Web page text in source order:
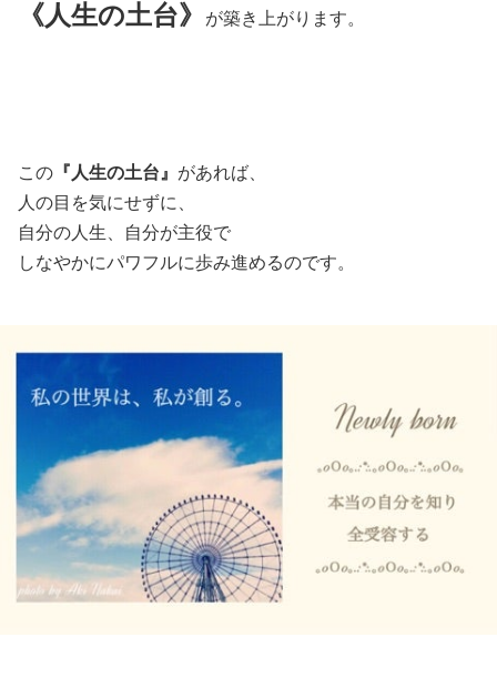
《人生の土台》 が築き上がります。
この 『人生の土台』 があれば、
人の目を気にせずに、
自分の人生、自分が主役で
しなやかにパワフルに歩み進めるのです。